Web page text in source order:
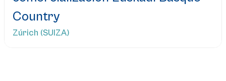
Country
Zúrich (SUIZA)